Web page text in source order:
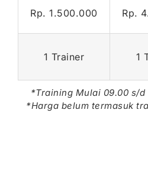
Rp. 1.500.000 Rp.
1 Trainer 1
*Training Mulai 09.00 s/d
*Harga belum termasuk